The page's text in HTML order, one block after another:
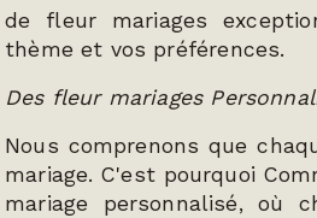
de fleur mariages
thème et vos préférences.
Des fleur mariages
Nous comprenons que
mariage. C'est pourquoi
mariage personnalisé, où